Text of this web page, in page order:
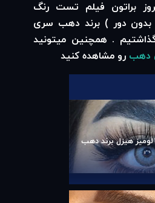
براتون فیلم تست رنگ
دور ) برند دهب سری
. همچنین میتونید
دهب رو مشاهده کنید
هیزل برند دهب